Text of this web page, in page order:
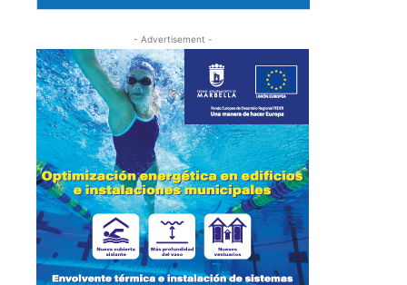
- Advertisement -